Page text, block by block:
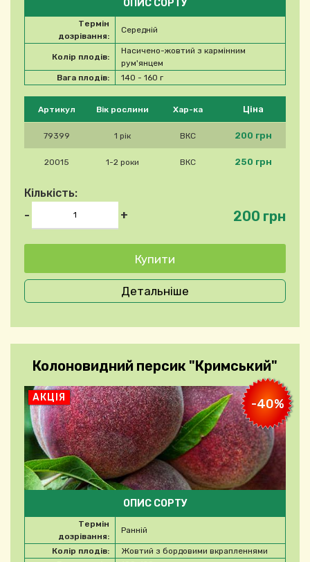
Будь ласка, виберіть продукт
Артикул Вік рослини Хар-ка Ціна
79399 1 рік ВКС 200 грн
20015 1-2 роки ВКС 250 грн
Кількість:
-
+ 200 грн
ОПИС СОРТУ
Термін
дозрівання:
Середній
Колір плодів:
Насичено-жовтий з кармінним
рум'янцем
Вага плодів:
140 - 160 г
Детальніше
Колоновидний персик "Кримський"
АКЦІЯ -40%
ОПИС СОРТУ
Термін
дозрівання:
Ранній
Колір плодів:
Жовтий з бордовими вкрапленнями